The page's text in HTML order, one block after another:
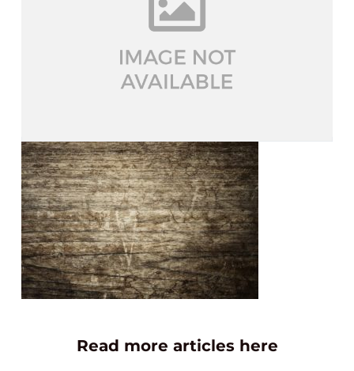
Read more articles here